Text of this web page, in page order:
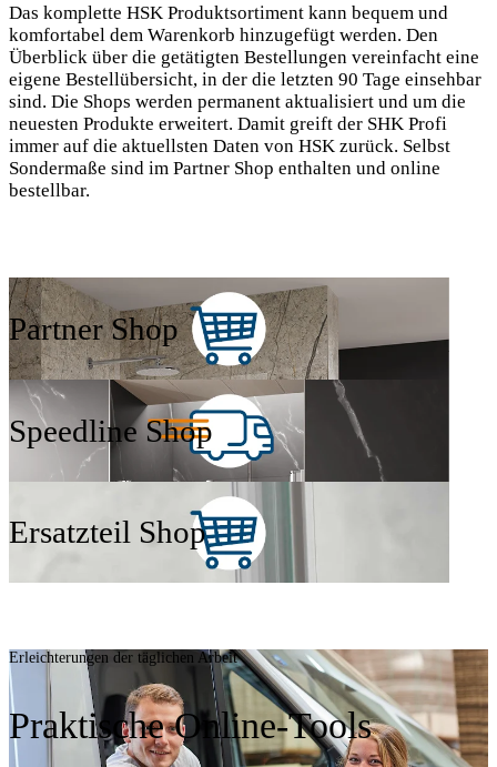
Das komplette HSK Produktsortiment kann bequem und
komfortabel dem Warenkorb hinzugefügt werden. Den
Überblick über die getätigten Bestellungen vereinfacht eine
eigene Bestellübersicht, in der die letzten 90 Tage einsehbar
sind. Die Shops werden permanent aktualisiert und um die
neuesten Produkte erweitert. Damit greift der SHK Profi
immer auf die aktuellsten Daten von HSK zurück. Selbst
Sondermaße sind im Partner Shop enthalten und online
bestellbar.
Partner Shop
Speedline Shop
Ersatzteil Shop
Erleichterungen der täglichen Arbeit
Praktische Online-Tools